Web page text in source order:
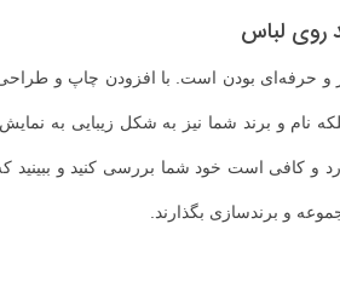
روی لباس
و حرفه‌ای بودن است. با افزودن چاپ و
نام و برند شما نیز به شکل زیبایی به
و کافی است خود شما بررسی کنید و ببینید
و برندسازی بگذارند.